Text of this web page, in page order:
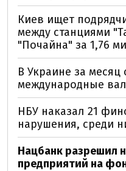
Киев ищет
между станциями
"Почайна" за 1,76
В Украине за месяц
международные
НБУ наказал 21
нарушения, среди
Нацбанк разрешил
предприятий на